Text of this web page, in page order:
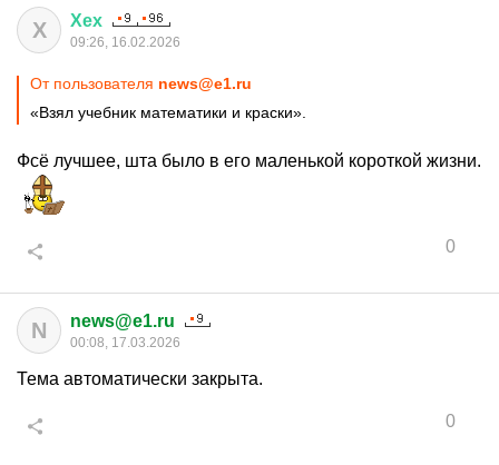
Х Хех
09:26, 16.02.2026
От пользователя news@e1.ru
«Взял учебник математики и краски».
Фсё лучшее, шта было в его маленькой короткой жизни.
0
N news@e1.ru
00:08, 17.03.2026
Тема автоматически закрыта.
0